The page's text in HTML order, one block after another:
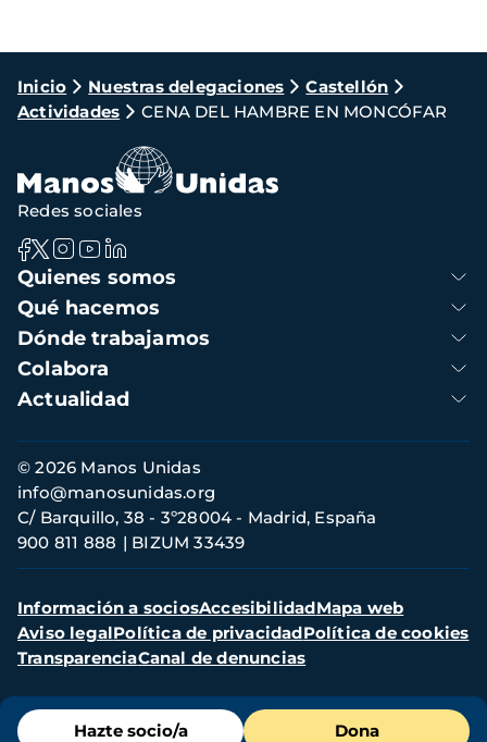
Ruta
de
navegación
Inicio Nuestras delegaciones
Castellón
Actividades
CENA DEL HAMBRE EN MONCÓFAR
Menú
Hazte socio/a Dona
Navegación
principal
Quienes somos
Qué hacemos
Dónde trabajamos
Colabora
Actualidad
Redes sociales
Información
de
contacto
© 2026 Manos Unidas
C/ Barquillo, 38 - 3º28004 - Madrid, España
900 811 888
BIZUM 33439
info@manosunidas.org
Menú
secundario
Información a sociosAccesibilidadMapa web
Aviso legalPolítica de privacidadPolítica de cookies
TransparenciaCanal de denuncias